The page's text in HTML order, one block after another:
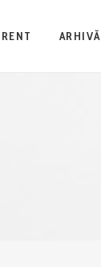
ARHIVĂ